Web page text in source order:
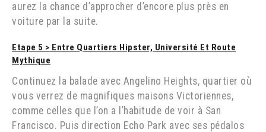
aurez la chance d’approcher d’encore plus près en
voiture par la suite.
Etape 5 > Entre Quartiers Hipster, Université Et Route
Mythique
Continuez la balade avec Angelino Heights, quartier où
vous verrez de magnifiques maisons Victoriennes,
comme celles que l’on a l’habitude de voir à San
Francisco. Puis direction Echo Park avec ses pédalos